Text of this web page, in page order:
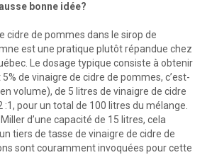
bonne idée?
cidre de pommes dans le sirop de
est une pratique plutôt répandue chez
Le dosage typique consiste à obtenir
de vinaigre de cidre de pommes, c’est-
volume), de 5 litres de vinaigre de cidre
:1, pour un total de 100 litres du mélange.
d’une capacité de 15 litres, cela
tiers de tasse de vinaigre de cidre de
sont couramment invoquées pour cette